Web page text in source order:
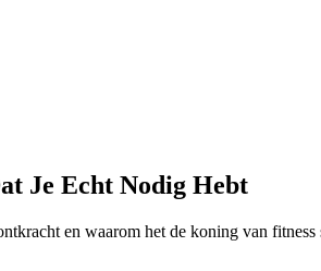
Je Echt Nodig Hebt
en waarom het de koning van